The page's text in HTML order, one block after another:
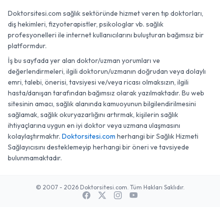
Doktorsitesi.com sağlık sektöründe hizmet veren tıp doktorları,
diş hekimleri, fizyoterapistler, psikologlar vb. sağlık
profesyonelleri ile internet kullanıcılarını buluşturan bağımsız bir
platformdur.
İş bu sayfada yer alan doktor/uzman yorumları ve
değerlendirmeleri, ilgili doktorun/uzmanın doğrudan veya dolaylı
emri, talebi, önerisi, tavsiyesi ve/veya ricası olmaksızın, ilgili
hasta/danışan tarafından bağımsız olarak yazılmaktadır. Bu web
sitesinin amacı, sağlık alanında kamuoyunun bilgilendirilmesini
sağlamak, sağlık okuryazarlığını artırmak, kişilerin sağlık
ihtiyaçlarına uygun en iyi doktor veya uzmana ulaşmasını
kolaylaştırmaktır. Doktorsitesi.com herhangi bir Sağlık Hizmeti
Sağlayıcısını desteklemeyip herhangi bir öneri ve tavsiyede
bulunmamaktadır.
© 2007 - 2026 Doktorsitesi.com. Tüm Hakları Saklıdır.